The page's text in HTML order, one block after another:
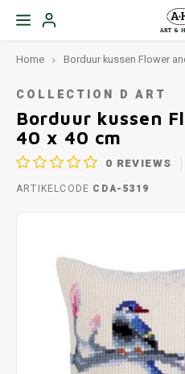
Home Borduur kussen Flower
COLLECTION D ART
Borduur kussen
40 x 40 cm
0 REVIEWS
ARTIKELCODE CDA-5319